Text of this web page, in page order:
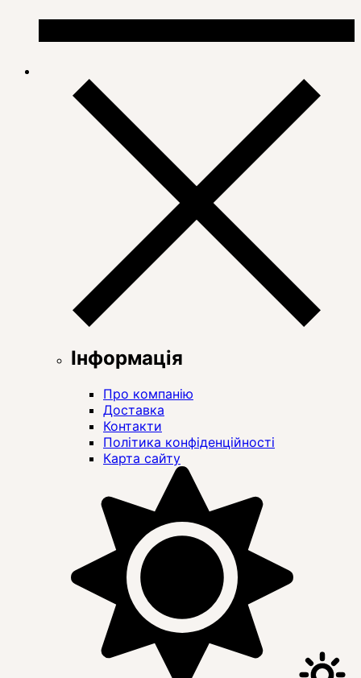
Інформація
Про компанію
Доставка
Контакти
Політика конфіденційності
Карта сайту